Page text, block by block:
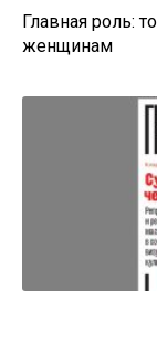
Главная роль:
женщинам